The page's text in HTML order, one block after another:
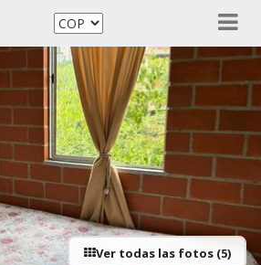
Ver todas las fotos (5)